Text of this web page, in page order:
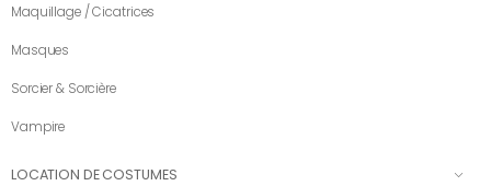
Maquillage / Cicatrices
Masques
Sorcier & Sorcière
Vampire
LOCATION DE COSTUMES